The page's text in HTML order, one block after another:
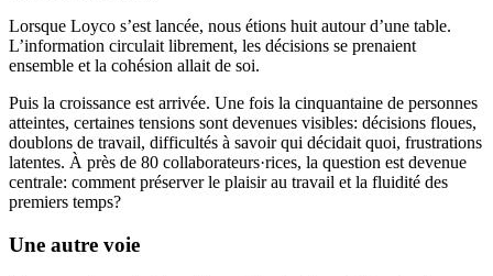
Lorsque Loyco s’est lancée, nous étions huit autour d’une table.
L’information circulait librement, les décisions se prenaient
ensemble et la cohésion allait de soi.
Puis la croissance est arrivée. Une fois la cinquantaine de personnes
atteintes, certaines tensions sont devenues visibles: décisions floues,
doublons de travail, difficultés à savoir qui décidait quoi, frustrations
latentes. À près de 80 collaborateurs·rices, la question est devenue
centrale: comment préserver le plaisir au travail et la fluidité des
premiers temps?
Une autre voie